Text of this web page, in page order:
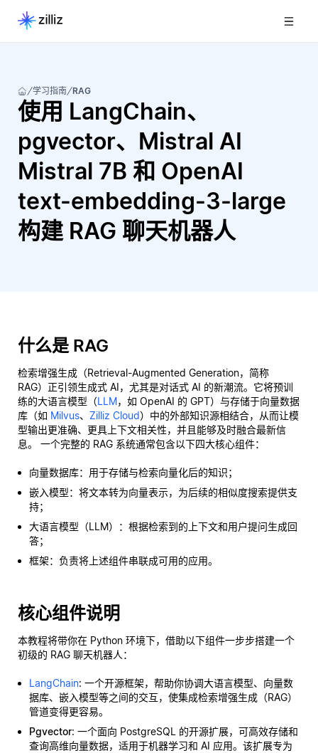
学习指南 RAG
使用 LangChain、
pgvector、Mistral AI
Mistral 7B 和 OpenAI
text-embedding-3-large
构建 RAG 聊天机器人
什么是 RAG
检索增强生成（Retrieval-Augmented Generation，简称
RAG）正引领生成式 AI，尤其是对话式 AI 的新潮流。它将预训
练的大语言模型（LLM，如 OpenAI 的 GPT）与存储于向量数据
库（如 Milvus、 Zilliz Cloud）中的外部知识源相结合，从而让模
型输出更准确、更具上下文相关性，并且能够及时融合最新信
息。 一个完整的 RAG 系统通常包含以下四大核心组件：
向量数据库：用于存储与检索向量化后的知识；
嵌入模型：将文本转为向量表示，为后续的相似度搜索提供支
持；
大语言模型（LLM）：根据检索到的上下文和用户提问生成回
答；
框架：负责将上述组件串联成可用的应用。
核心组件说明
本教程将带你在 Python 环境下，借助以下组件一步步搭建一个
初级的 RAG 聊天机器人：
LangChain: 一个开源框架，帮助你协调大语言模型、向量数
据库、嵌入模型等之间的交互，使集成检索增强生成（RAG）
管道变得更容易。
Pgvector: 一个面向 PostgreSQL 的开源扩展，可高效存储和
查询高维向量数据，适用于机器学习和 AI 应用。该扩展专为